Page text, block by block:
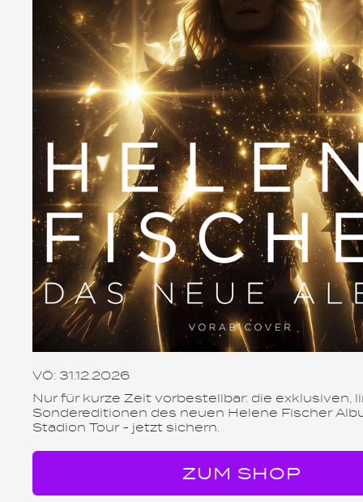
VÖ: 31.12.2026
Nur für kurze Zeit vorbestellbar: die exklusiven,
Sondereditionen des neuen Helene Fischer
Stadion Tour - jetzt sichern.
ZUM SHOP